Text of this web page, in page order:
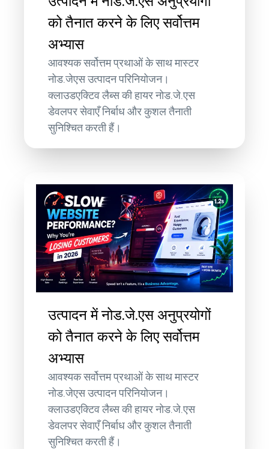
को तैनात करने के लिए सर्वोत्तम
अभ्यास
आवश्यक सर्वोत्तम प्रथाओं के साथ मास्टर
नोड.जेएस उत्पादन परिनियोजन।
क्लाउडएक्टिव लैब्स की हायर नोड.जे.एस
डेवलपर सेवाएँ निर्बाध और कुशल तैनाती
सुनिश्चित करती हैं।
उत्पादन में नोड.जे.एस अनुप्रयोगों
को तैनात करने के लिए सर्वोत्तम
अभ्यास
आवश्यक सर्वोत्तम प्रथाओं के साथ मास्टर
नोड.जेएस उत्पादन परिनियोजन।
क्लाउडएक्टिव लैब्स की हायर नोड.जे.एस
डेवलपर सेवाएँ निर्बाध और कुशल तैनाती
सुनिश्चित करती हैं।